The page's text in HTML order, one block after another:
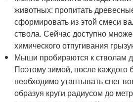
животных: пропитать
сформировать из этой смеси
ствола. Сейчас доступно
химического отпугивания
Мыши пробираются к стволам
Поэтому зимой, после каждого
необходимо утаптывать снег
образуя круги радиусом до